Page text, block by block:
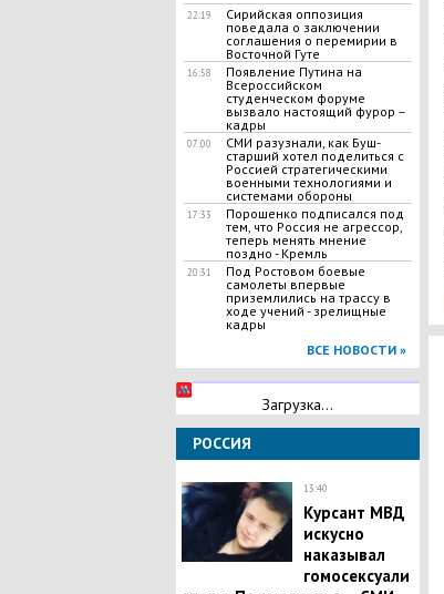
22:19
Сирийская оппозиция
поведала о заключении
соглашения о перемирии в
Bocточной Гyте
16:58
Появление Путина на
Всероссийском
студенческом форуме
вызвало настоящий фурор –
кадры
07:00
СМИ разузнали, как Буш-
старший хотел поделиться с
Россией стратегическими
военными технологиями и
системами обороны
17:33
Порошенко подписался под
тем, что Россия не агрессор,
теперь менять мнение
поздно - Кремль
20:31
Под Ростовом боевые
самолеты впервые
приземлились на трассу в
ходе учений - зрелищные
кадры
ВСЕ НОВОСТИ »
Загрузка...
РОССИЯ
13:40
Курсант МВД
искусно
наказывал
гомосексуали